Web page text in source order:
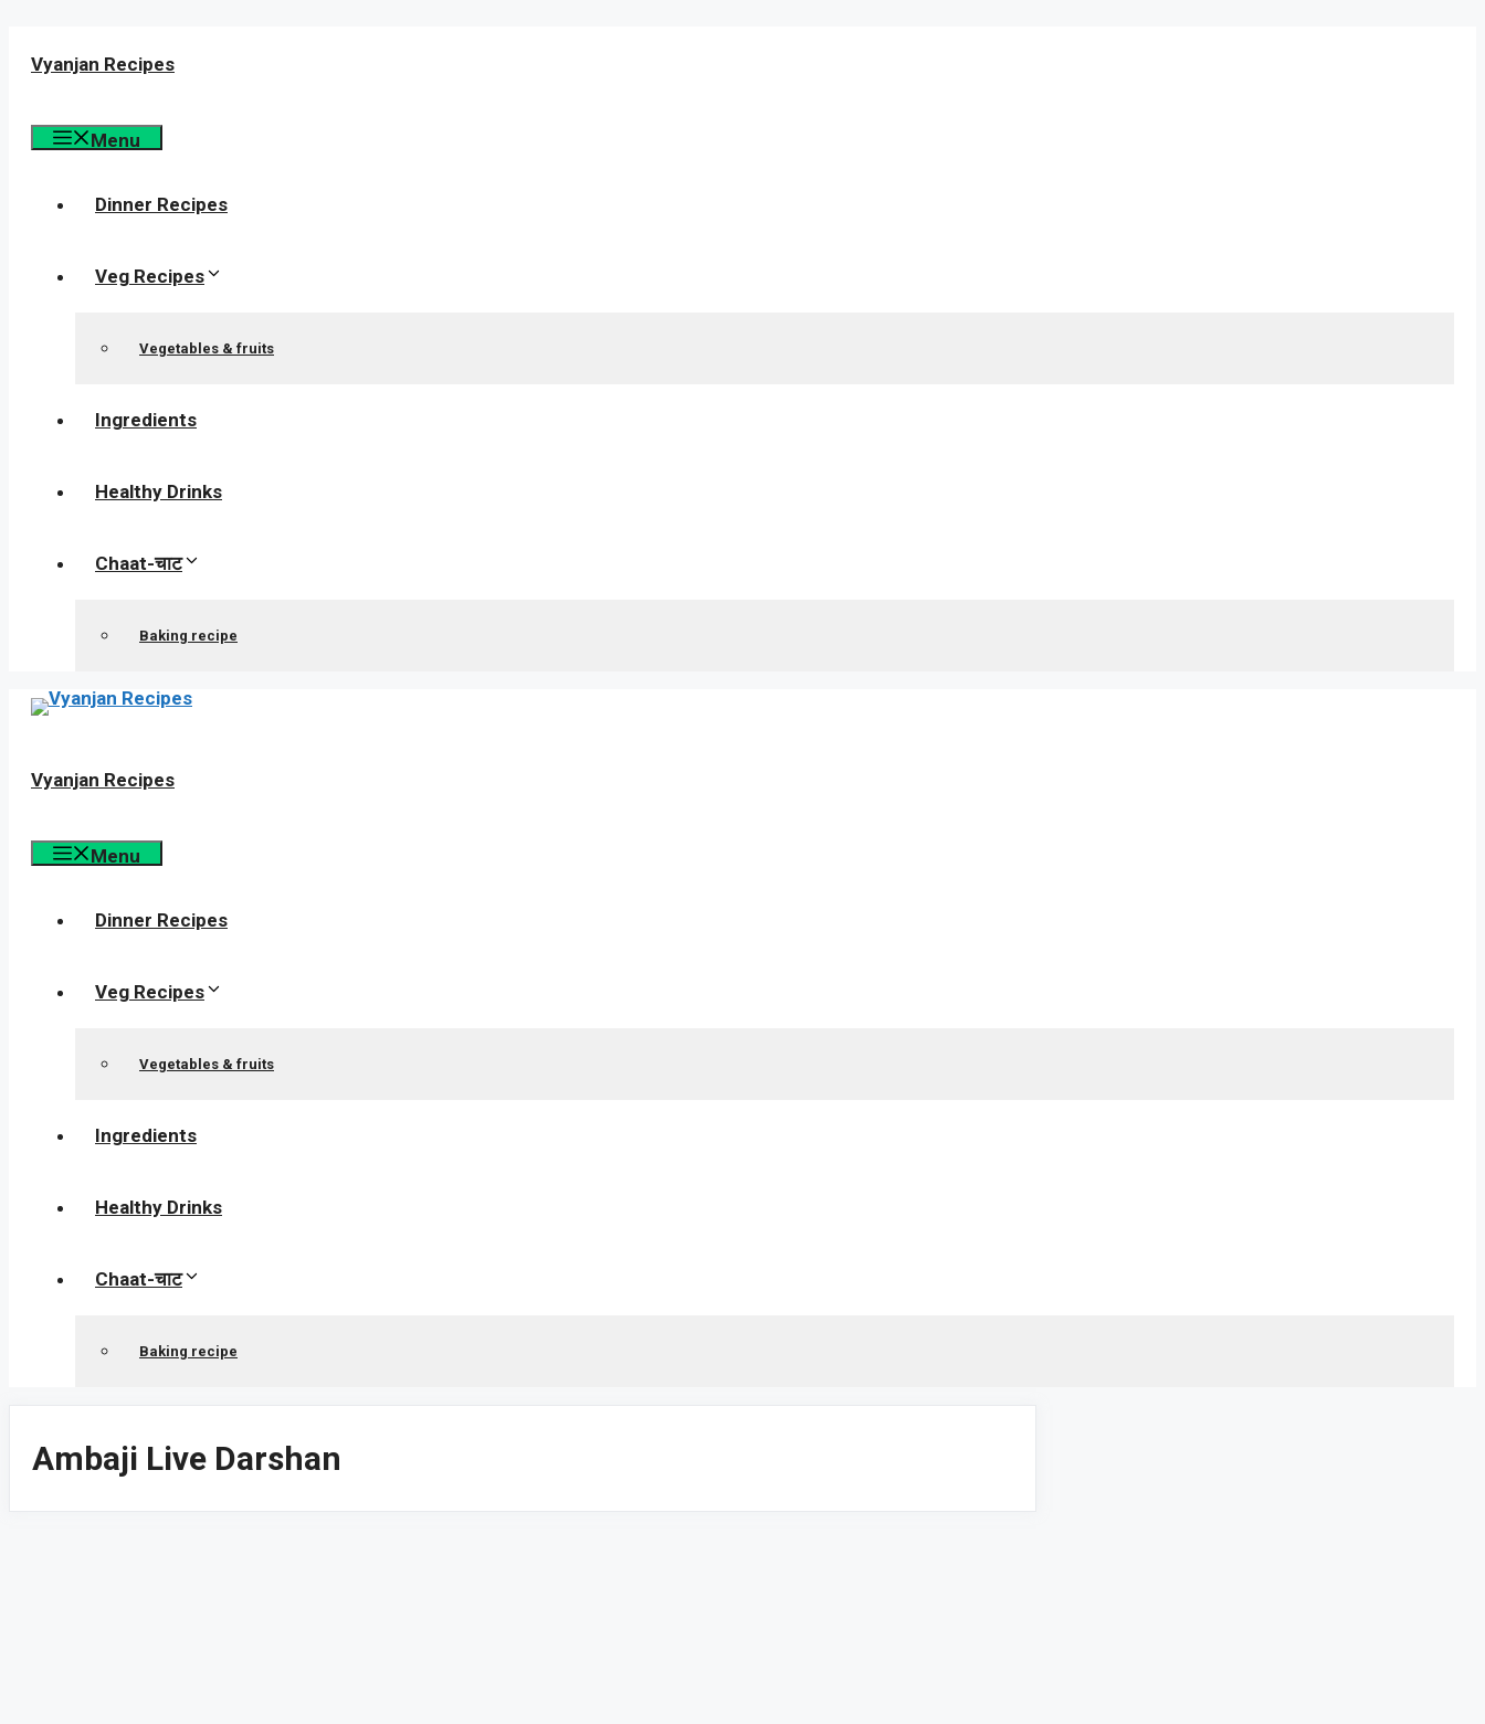
content
Vyanjan Recipes
Menu
Dinner Recipes
Veg Recipes
Vegetables & fruits
Ingredients
Healthy Drinks
Chaat-चाट
Baking recipe
Vyanjan Recipes
Menu
Dinner Recipes
Veg Recipes
Vegetables & fruits
Ingredients
Healthy Drinks
Chaat-चाट
Baking recipe
Ambaji Live Darshan